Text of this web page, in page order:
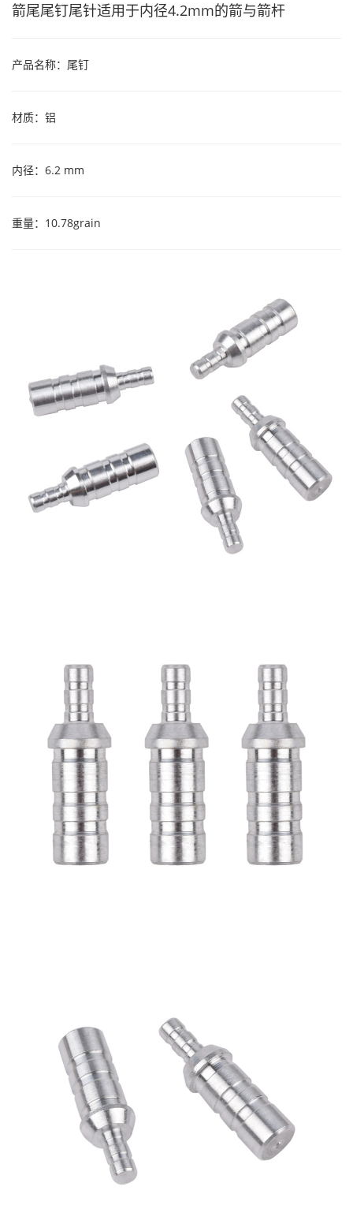
箭尾尾钉尾针适用于内径4.2mm的箭与箭杆
产品名称：尾钉
材质：铝
内径：6.2 mm
重量：10.78grain